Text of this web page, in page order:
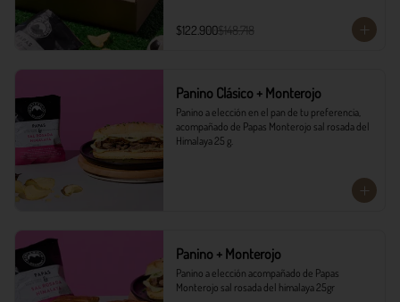
$122.900$148.718
Panino Clásico + Monterojo
Panino a elección en el pan de tu preferencia,
acompañado de Papas Monterojo sal rosada del
Himalaya 25 g.
Panino + Monterojo
Panino a elección acompañado de Papas
Monterojo sal rosada del himalaya 25gr